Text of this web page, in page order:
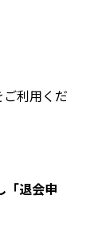
利用くだ
「退会申